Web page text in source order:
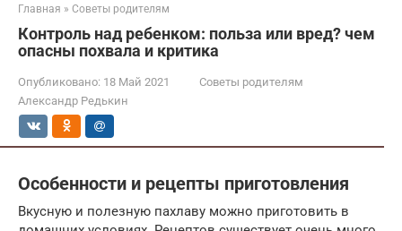
Главная » Советы родителям
Контроль над ребенком: польза или вред? чем
опасны похвала и критика
Опубликовано: 18 Май 2021
Советы родителям
Александр Редькин
Особенности и рецепты приготовления
Вкусную и полезную пахлаву можно приготовить в